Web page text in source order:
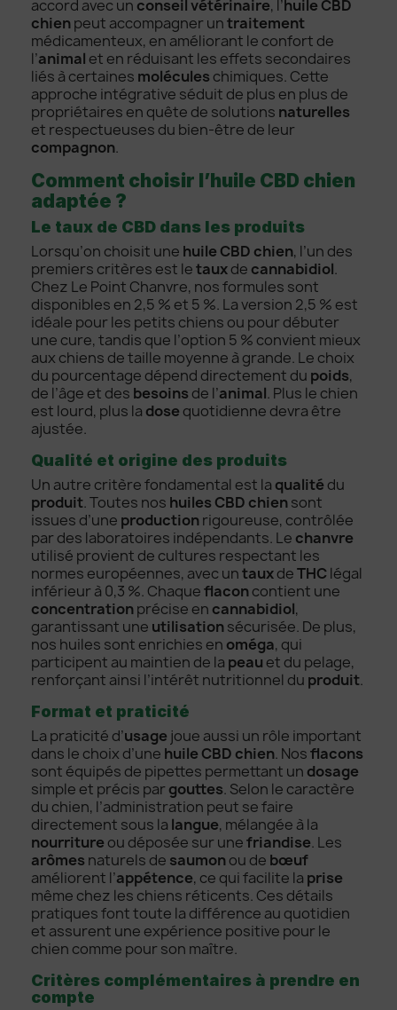
accord avec un conseil vétérinaire, l’huile CBD
chienpeut accompagner untraitement
médicamenteux, en améliorant le confort de
l’animal et en réduisant les effets secondaires
liés à certaines molécules chimiques. Cette
approche intégrative séduit de plus en plus de
propriétaires en quête de solutions naturelles
et respectueuses du bien-être de leur
compagnon.
Comment choisir l’huile CBD chien
adaptée ?
Le taux de CBD dans les produits
Lorsqu’on choisit une huile CBD chien, l’un des
premiers critères est letauxde cannabidiol.
Chez Le Point Chanvre, nos formules sont
disponibles en 2,5 % et 5 %. La version 2,5 % est
idéale pour les petits chiens ou pour débuter
une cure, tandis que l’option 5 % convient mieux
aux chiens de taille moyenne à grande. Le choix
du pourcentage dépend directement du poids,
de l’âge et des besoins de l’animal. Plus le chien
est lourd, plus la dose quotidienne devra être
ajustée.
Qualité et origine des produits
Un autre critère fondamental est la qualité du
produit. Toutes nos huiles CBD chiensont
issues d’une productionrigoureuse, contrôlée
par des laboratoires indépendants. Le chanvre
utilisé provient de cultures respectant les
normes européennes, avec untauxdeTHClégal
inférieur à 0,3 %. Chaqueflaconcontient une
concentrationprécise en cannabidiol,
garantissant une utilisationsécurisée. De plus,
nos huiles sont enrichies en oméga, qui
participent au maintien de la peau et du pelage,
renforçant ainsi l’intérêt nutritionnel du produit.
Format et praticité
La praticité d’usage joue aussi un rôle important
dans le choix d’une huile CBD chien. Nosflacons
sont équipés de pipettes permettant un dosage
simple et précis par gouttes. Selon le caractère
du chien, l’administration peut se faire
directement sous la langue, mélangée à la
nourriture ou déposée sur unefriandise. Les
arômes naturels de saumonou de bœuf
améliorent l’appétence, ce qui facilite la prise
même chez les chiens réticents. Ces détails
pratiques font toute la différence au quotidien
et assurent une expérience positive pour le
chien comme pour son maître.
Critères complémentaires à prendre en
compte